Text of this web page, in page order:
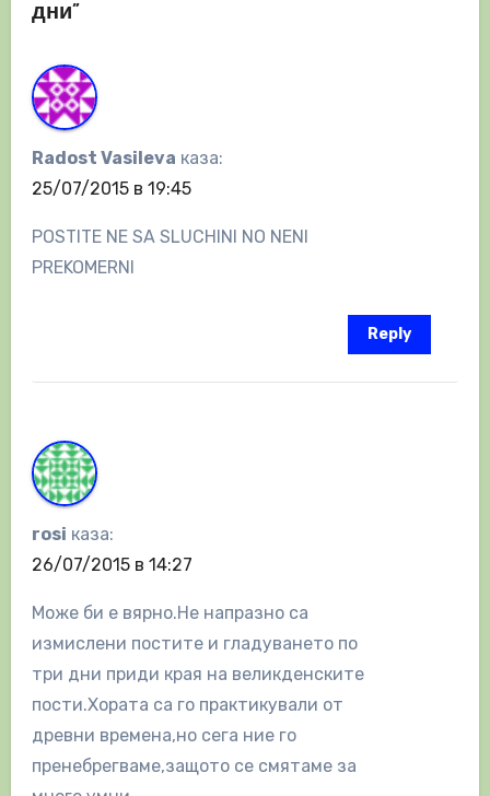
дни”
Radost Vasileva каза:
25/07/2015 в 19:45
POSTITE NE SA SLUCHINI NO NENI
PREKOMERNI
Reply
rosi каза:
26/07/2015 в 14:27
Може би е вярно.Не напразно са
измислени постите и гладуването по
три дни приди края на великденските
пости.Хората са го практикували от
древни времена,но сега ние го
пренебрегваме,защото се смятаме за